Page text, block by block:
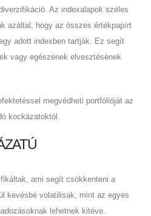
Az indexalapok széles
azáltal, hogy az összes értékpapírt
adott indexben tartják. Ez segít
vagy egészének elvesztésének
megvédheti portfólióját az
kockázatoktól.
ami segít csökkenteni a
kevésbé volatilisak, mint az egyes
lehetnek kitéve.